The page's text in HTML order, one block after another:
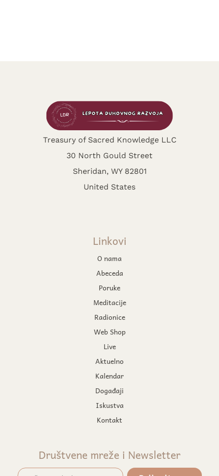
Treasury of Sacred Knowledge LLC
30 North Gould Street
Sheridan, WY 82801
United States
Linkovi
O nama
Abeceda
Poruke
Meditacije
Radionice
Web Shop
Live
Aktuelno
Kalendar
Događaji
Iskustva
Kontakt
Društvene mreže i Newsletter